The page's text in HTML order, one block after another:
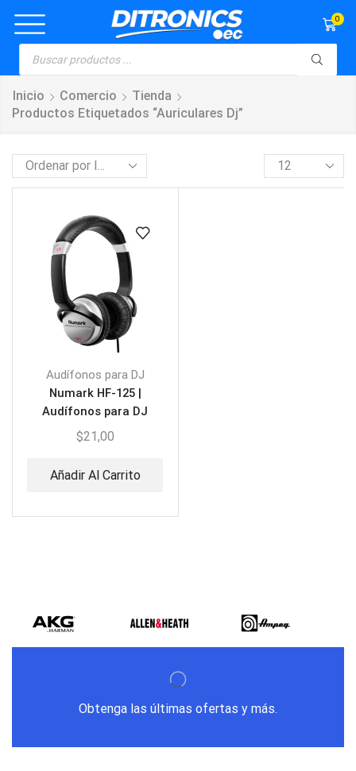
0
Inicio Comercio
Tienda
Productos Etiquetados “auriculares Dj”
Audífonos para DJ
Numark HF-125 |
Audífonos para DJ
$21,00
Añadir Al Carrito
Obtenga las últimas ofertas y más.